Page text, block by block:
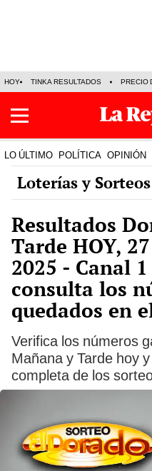
HOY TINKA RESULTADOS PRECIO
LO ÚLTIMO POLÍTICA OPINIÓN
Loterías y Sorteos
Resultados
Tarde HOY,
2025 - Canal
consulta los
quedados en
Verifica los números
Mañana y Tarde hoy
completa de los